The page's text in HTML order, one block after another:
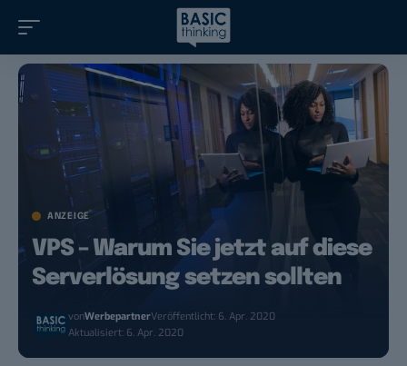
ANZEIGE
VPS – Warum Sie jetzt auf diese
Serverlösung setzen sollten
vonWerbepartnerVeröffentlicht: 6. Apr. 2020
Aktualisiert: 6. Apr. 2020